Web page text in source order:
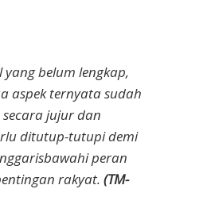
belum lengkap,
aspek ternyata sudah
jujur dan
ditutup-tutupi demi
peran
rakyat. (TM-